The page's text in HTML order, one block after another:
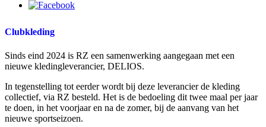
Clubkleding
Sinds eind 2024 is RZ een samenwerking aangegaan met een
nieuwe kledingleverancier, DELIOS.
In tegenstelling tot eerder wordt bij deze leverancier de kleding
collectief, via RZ besteld. Het is de bedoeling dit twee maal per jaar
te doen, in het voorjaar en na de zomer, bij de aanvang van het
nieuwe sportseizoen.